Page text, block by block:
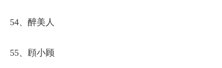
54、醉美人
55、頋小顾